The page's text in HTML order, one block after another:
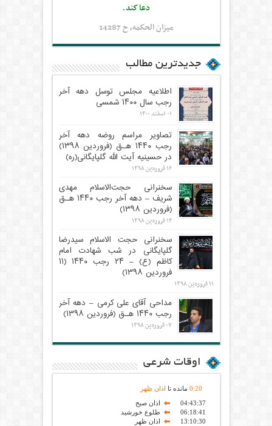
دعا كند.
ميزان الحكمه، ح 14287
جدیدترین مطالب
اطلاعیه مجلس توسل دهه آخر
رجب سال ۱۴۰۰ شمسی
۰۱ اسفند ۱۴۰۰
تصاویر مراسم روضه دهه آخر
رجب ۱۴۴۰ هـ.ق (فروردین ۱۳۹۸)
در حسینیه آیت الله گلپایگانی(ره)
۱۶ فروردین ۱۳۹۸
سخنرانی حجت‌الاسلام مهدی
شریف – دهه آخر رجب ۱۴۴۰ هـ.ق
(فروردین ۱۳۹۸)
۱۴ فروردین ۱۳۹۸
سخنرانی حجت الاسلام سیدرضا
گلپایگانی در شب شهادت امام
کاظم (ع) – ۲۴ رجب ۱۴۴۰ (۱۱
فروردین ۱۳۹۸)
۱۱ فروردین ۱۳۹۸
مداحی آقای علی کرمی – دهه آخر
رجب ۱۴۴۰ هـ.ق (فروردین ۱۳۹۸)
۰۷ فروردین ۱۳۹۸
اوقات شرعی
0:20 مانده تا اذان ظهر
04:43:37
اذان صبح
06:18:41
طلوع خورشید
13:10:30
اذان ظهر